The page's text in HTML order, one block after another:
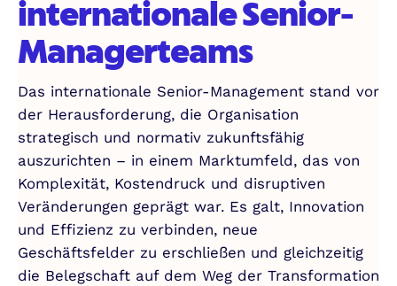
internationale Senior-
Managerteams
Das internationale Senior-Management stand vor
der Herausforderung, die Organisation
strategisch und normativ zukunftsfähig
auszurichten – in einem Marktumfeld, das von
Komplexität, Kostendruck und disruptiven
Veränderungen geprägt war. Es galt, Innovation
und Effizienz zu verbinden, neue
Geschäftsfelder zu erschließen und gleichzeitig
die Belegschaft auf dem Weg der Transformation